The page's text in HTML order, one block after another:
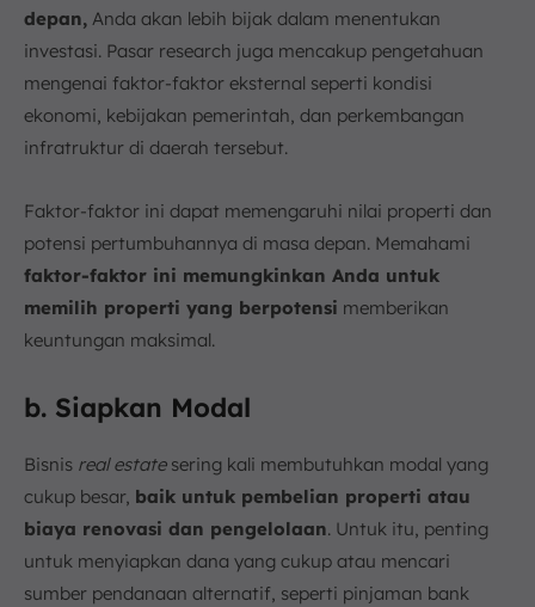
depan, Anda akan lebih bijak dalam menentukan
investasi. Pasar research juga mencakup pengetahuan
mengenai faktor-faktor eksternal seperti kondisi
ekonomi, kebijakan pemerintah, dan perkembangan
infratruktur di daerah tersebut.
Faktor-faktor ini dapat memengaruhi nilai properti dan
potensi pertumbuhannya di masa depan. Memahami
faktor-faktor ini memungkinkan Anda untuk
memilih properti yang berpotensi memberikan
keuntungan maksimal.
b. Siapkan Modal
Bisnis real estatesering kali membutuhkan modal yang
cukup besar, baik untuk pembelian properti atau
biaya renovasi dan pengelolaan. Untuk itu, penting
untuk menyiapkan dana yang cukup atau mencari
sumber pendanaan alternatif, seperti pinjaman bank